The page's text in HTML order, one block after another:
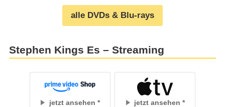
alle DVDs & Blu-rays
Stephen Kings Es – Streaming
jetzt ansehen jetzt ansehen